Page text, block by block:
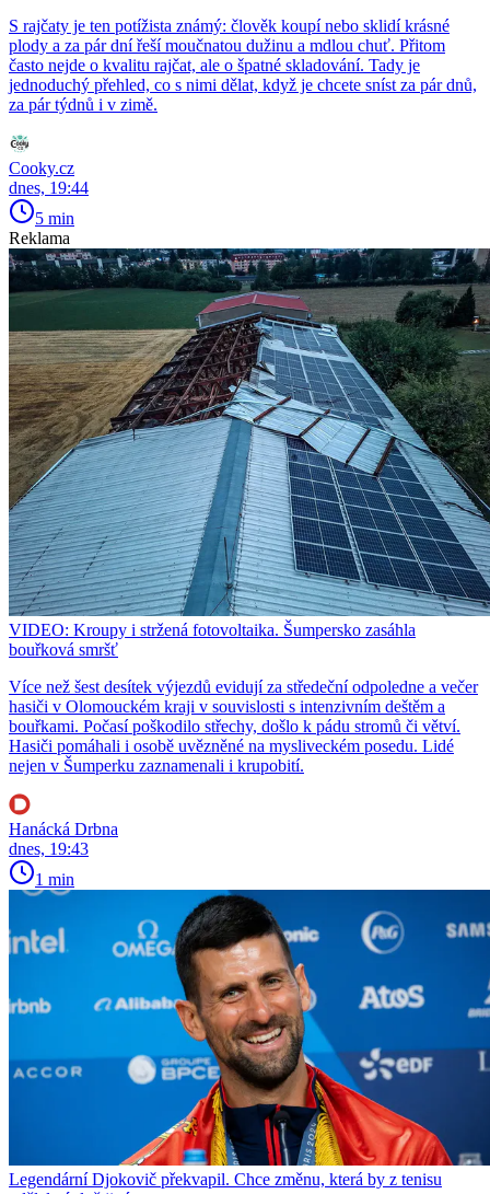
S rajčaty je ten potížista známý: člověk koupí nebo sklidí krásné
plody a za pár dní řeší moučnatou dužinu a mdlou chuť. Přitom
často nejde o kvalitu rajčat, ale o špatné skladování. Tady je
jednoduchý přehled, co s nimi dělat, když je chcete sníst za pár dnů,
za pár týdnů i v zimě.
Cooky.cz
dnes, 19:44
5 min
Reklama
VIDEO: Kroupy i stržená fotovoltaika. Šumpersko zasáhla
bouřková smršť
Více než šest desítek výjezdů evidují za středeční odpoledne a večer
hasiči v Olomouckém kraji v souvislosti s intenzivním deštěm a
bouřkami. Počasí poškodilo střechy, došlo k pádu stromů či větví.
Hasiči pomáhali i osobě uvězněné na mysliveckém posedu. Lidé
nejen v Šumperku zaznamenali i krupobití.
Hanácká Drbna
dnes, 19:43
1 min
Legendární Djokovič překvapil. Chce změnu, která by z tenisu